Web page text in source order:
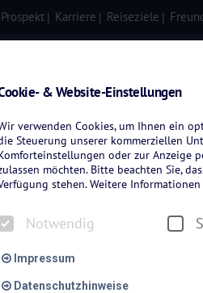
Karriere Reiseziele
& Website-Einstellungen
verwenden Cookies, um Ihnen ein
Steuerung unserer kommerziellen
oder zur Anzeige
möchten. Bitte beachten Sie,
stehen. Weitere
Notwendig
Impressum
Datenschutzhinweise